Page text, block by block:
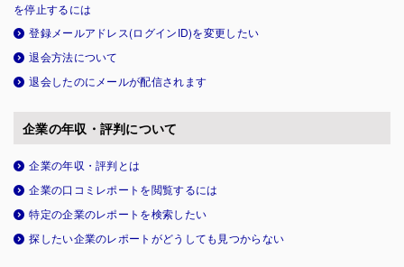
を停止するには
登録メールアドレス(ログインID)を変更したい
退会方法について
退会したのにメールが配信されます
企業の年収・評判について
企業の年収・評判とは
企業の口コミレポートを閲覧するには
特定の企業のレポートを検索したい
探したい企業のレポートがどうしても見つからない